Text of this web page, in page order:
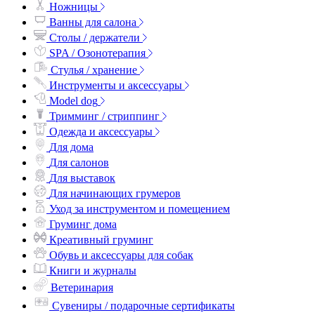
Ножницы
Ванны для салона
Столы / держатели
SPA / Озонотерапия
Стулья / хранение
Инструменты и аксессуары
Model dog
Тримминг / стриппинг
Одежда и аксессуары
Для дома
Для салонов
Для выставок
Для начинающих грумеров
Уход за инструментом и помещением
Груминг дома
Креативный груминг
Обувь и аксессуары для собак
Книги и журналы
Ветеринария
Сувениры / подарочные сертификаты